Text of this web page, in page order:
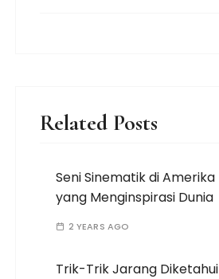
Related Posts
Seni Sinematik di Amerika
yang Menginspirasi Dunia
2 YEARS AGO
Trik-Trik Jarang Diketahui